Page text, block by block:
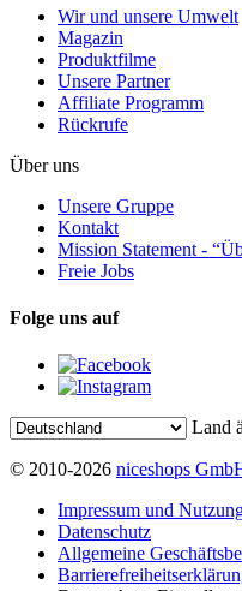
Wir und unsere Umwelt
Magazin
Produktfilme
Unsere Partner
Affiliate Programm
Rückrufe
Über uns
Unsere Gruppe
Kontakt
Mission Statement -
Freie Jobs
Folge uns auf
Land
© 2010-2026 niceshops
Impressum und
Datenschutz
Allgemeine